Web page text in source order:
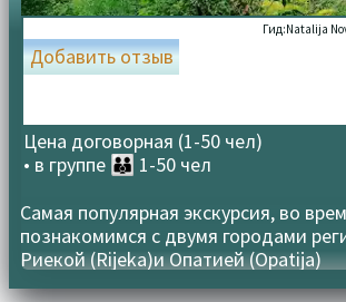
Гид:Natalija
Цена договорная (1-50 чел)
• в группе 👪 1-50 чел
Добавить отзыв
Самая популярная экскурсия, во
познакомимся с двумя городами
Риекой (Rijeka)и Опатией (Opatija)